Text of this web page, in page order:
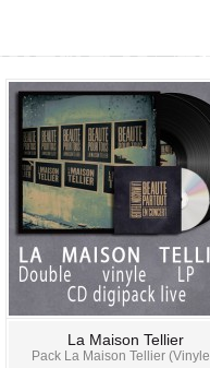
La Maison Tellier
Pack La Maison Tellier